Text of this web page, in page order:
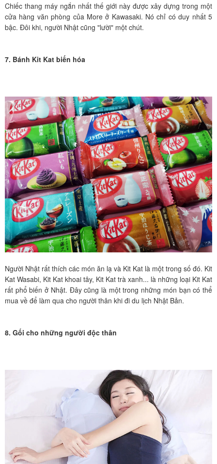
Chiếc thang máy ngắn nhất thế giới này được xây dựng trong một
cửa hàng văn phòng của More ở Kawasaki. Nó chỉ có duy nhất 5
bậc. Đôi khi, người Nhật cũng "lười" một chút.
7. Bánh Kit Kat biến hóa
Người Nhật rất thích các món ăn lạ và Kit Kat là một trong số đó. Kit
Kat Wasabi, Kit Kat khoai tây, Kit Kat trà xanh... là những loại Kit Kat
rất phổ biến ở Nhật. Đây cũng là một trong những món bạn có thể
mua về để làm qua cho người thân khi đi du lịch Nhật Bản.
8. Gối cho những người độc thân